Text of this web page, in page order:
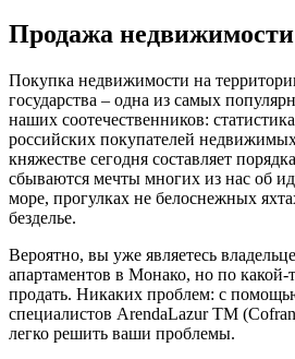
Продажа
Покупка недвижимости на
государства – одна из самых
наших соотечественников:
российских покупателей
княжестве сегодня составляет
сбываются мечты многих из нас об
море, прогулках не белоснежных
безделье.
Вероятно, вы уже являетесь
апартаментов в Монако, но по
продать. Никаких проблем: с
специалистов ArendaLazur TM
легко решить ваши проблемы.